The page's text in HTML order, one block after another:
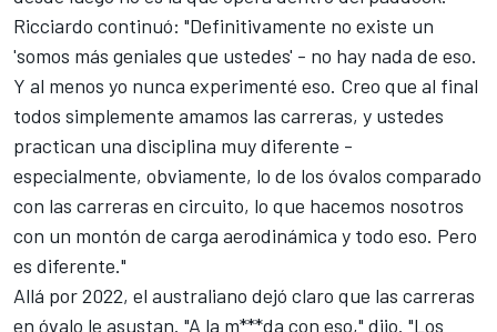
Ricciardo continuó: "Definitivamente no existe un
'somos más geniales que ustedes' - no hay nada de eso.
Y al menos yo nunca experimenté eso. Creo que al final
todos simplemente amamos las carreras, y ustedes
practican una disciplina muy diferente -
especialmente, obviamente, lo de los óvalos comparado
con las carreras en circuito, lo que hacemos nosotros
con un montón de carga aerodinámica y todo eso. Pero
es diferente."
Allá por 2022, el australiano dejó claro que las carreras
en óvalo le asustan. "A la m***da con eso," dijo. "Los